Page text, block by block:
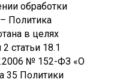
обработки
Политика
в целях
статьи 18.1
№ 152-ФЗ «О
35 Политики